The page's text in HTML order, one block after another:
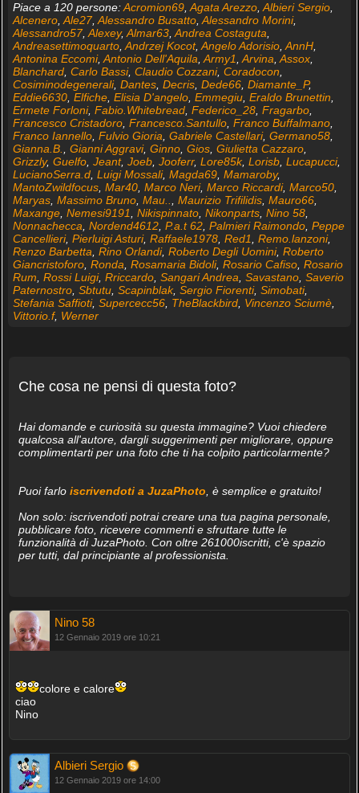
Piace a 120 persone:Acromion69, Agata Arezzo, Albieri Sergio,
Alcenero, Ale27, Alessandro Busatto, Alessandro Morini,
Alessandro57, Alexey, Almar63, Andrea Costaguta
Andreasettimoquarto, Andrzej Kocot, Angelo Adorisio, AnnH,
Antonina Eccomi, Antonio Dell'Aquila Army1 Arvina Assox,
Blanchard, Carlo Bassi, Claudio Cozzani, Coradocon
Cosiminodegenerali, Dantes, Decris, Dede66, Diamante_P,
Eddie6630, Elfiche, Elisia D'angelo, Emmegiu, Eraldo Brunettin
Ermete Forloni, Fabio.Whitebread, Federico_28, Fragarbo,
Francesco Cristadoro, Francesco.Santullo, Franco Buffalmano,
Franco Iannello, Fulvio Gioria Gabriele Castellari, Germano58,
Gianna.B.
Gianni Aggravi, Ginno, Gios, Giulietta Cazzaro,
Grizzly, Guelfo, Jeant, Joeb, Jooferr, Lore85k, Lorisb, Lucapucci,
LucianoSerra.d, Luigi Mossali, Magda69, Mamaroby,
MantoZwildfocus, Mar40, Marco Neri, Marco Riccardi, Marco50,
Maryas, Massimo Bruno, Mau.. Maurizio Trifilidis, Mauro66,
Maxange, Nemesi9191 Nikispinnato, Nikonparts, Nino 58,
Nonnachecca Nordend4612, P.a.t 62, Palmieri Raimondo, Peppe
Cancellieri, Pierluigi Asturi, Raffaele1978, Red1 Remo.lanzoni,
Renzo Barbetta Rino Orlandi, Roberto Degli Uomini, Roberto
Giancristoforo, Ronda Rosamaria Bidoli, Rosario Cafiso, Rosario
Rum Rossi Luigi, Rriccardo, Sangari Andrea Savastano, Saverio
Paternostro, Sbtutu, Scapinblak, Sergio Fiorenti, Simobati,
Stefania Saffioti, Supercecc56, TheBlackbird, Vincenzo Sciumè,
Vittorio.f, Werner
Che cosa ne pensi di questa foto?
Hai domande e curiosità su questa immagine? Vuoi chiedere
qualcosa all'autore, dargli suggerimenti per migliorare, oppure
complimentarti per una foto che ti ha colpito particolarmente?
Puoi farlo iscrivendoti a JuzaPhoto , è semplice e gratuito!
Non solo: iscrivendoti potrai creare una tua pagina personale,
pubblicare foto, ricevere commenti e sfruttare tutte le
funzionalità di JuzaPhoto. Con oltre 261000iscritti, c'è spazio
per tutti, dal principiante al professionista.
Nino 58
12 Gennaio 2019 ore 10:21
colore e calore
ciao
Nino
Albieri Sergio
12 Gennaio 2019 ore 14:00